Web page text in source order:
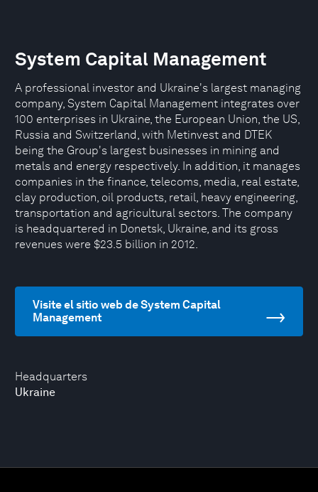
Headquarters
Ukraine
System Capital Management
A professional investor and Ukraine's largest managing
company, System Capital Management integrates over
100 enterprises in Ukraine, the European Union, the US,
Russia and Switzerland, with Metinvest and DTEK
being the Group's largest businesses in mining and
metals and energy respectively. In addition, it manages
companies in the finance, telecoms, media, real estate,
clay production, oil products, retail, heavy engineering,
transportation and agricultural sectors. The company
is headquartered in Donetsk, Ukraine, and its gross
revenues were $23.5 billion in 2012.
Visite el sitio web de System Capital
Management